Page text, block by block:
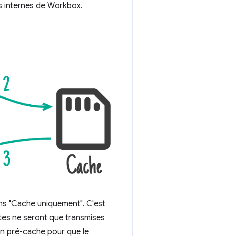
internes de Workbox.
"Cache uniquement". C'est
ne seront que transmises
pré-cache pour que le